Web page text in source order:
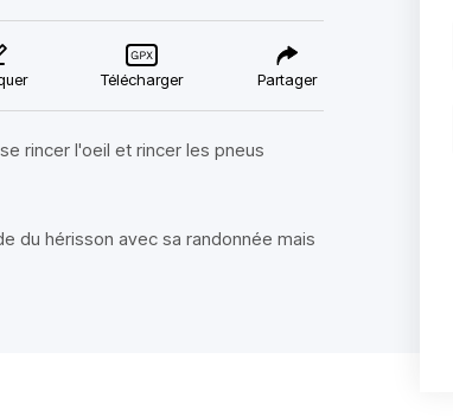
Télécharger Partager
rincer l'oeil et rincer les pneus
du hérisson avec sa randonnée mais